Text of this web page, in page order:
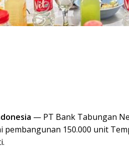
— PT Bank Tabungan
pembangunan 150.000 unit